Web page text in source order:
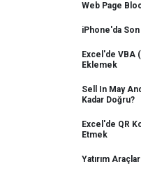
Web Page
iPhone'da Son
Excel'de VBA
Eklemek
Sell In May
Kadar Doğru?
Excel'de QR
Etmek
Yatırım